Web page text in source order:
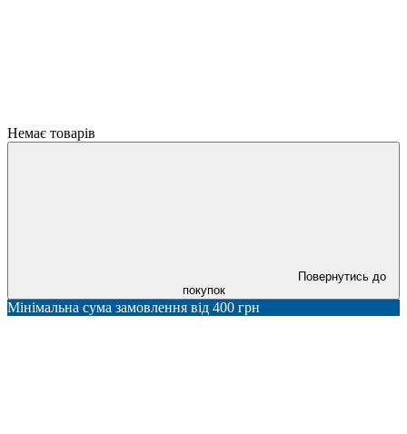
Немає товарів
Повернутись до
покупок
Мінімальна сума замовлення від 400 грн